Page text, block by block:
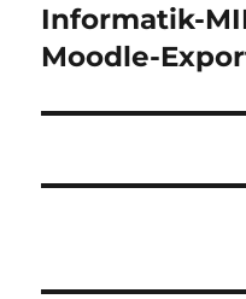
Beitrag:
Informatik-
Moodle-